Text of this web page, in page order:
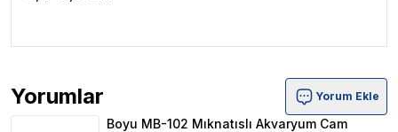
Yorumlar
Boyu MB-102 Mıknatıslı Akvaryum Cam Sileceği M
Yorum Ekle
Boyu MB-102 Mıknatıslı Akvaryum Cam